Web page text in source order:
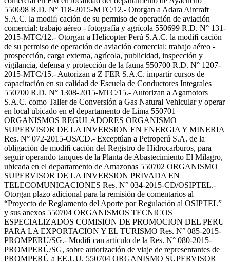
550698 R.D. N° 118-2015-MTC/12.- Otorgan a Adara Aircraft
S.A.C. la modiﬁ cación de su permiso de operación de aviación
comercial: trabajo aéreo - fotografía y agrícola 550699 R.D. N° 131-
2015-MTC/12.- Otorgan a Helicopter Perú S.A.C. la modiﬁ cación
de su permiso de operación de aviación comercial: trabajo aéreo -
prospección, carga externa, agrícola, publicidad, inspección y
vigilancia, defensa y protección de la fauna 550700 R.D. N° 1207-
2015-MTC/15.- Autorizan a Z FER S.A.C. impartir cursos de
capacitación en su calidad de Escuela de Conductores Integrales
550700 R.D. N° 1308-2015-MTC/15.- Autorizan a Agamotors
S.A.C. como Taller de Conversión a Gas Natural Vehicular y operar
en local ubicado en el departamento de Lima 550701
ORGANISMOS REGULADORES ORGANISMO
SUPERVISOR DE LA INVERSION EN ENERGIA Y MINERIA
Res. N° 072-2015-OS/CD.- Exceptúan a Petroperú S.A. de la
obligación de modiﬁ cación del Registro de Hidrocarburos, para
seguir operando tanques de la Planta de Abastecimiento El Milagro,
ubicada en el departamento de Amazonas 550702 ORGANISMO
SUPERVISOR DE LA INVERSION PRIVADA EN
TELECOMUNICACIONES Res. N° 034-2015-CD/OSIPTEL.-
Otorgan plazo adicional para la remisión de comentarios al
“Proyecto de Reglamento del Aporte por Regulación al OSIPTEL”
y sus anexos 550704 ORGANISMOS TECNICOS
ESPECIALIZADOS COMISION DE PROMOCION DEL PERU
PARA LA EXPORTACION Y EL TURISMO Res. N° 085-2015-
PROMPERU/SG.- Modiﬁ can artículo de la Res. N° 080-2015-
PROMPERÚ/SG, sobre autorización de viaje de representantes de
PROMPERÚ a EE.UU. 550704 ORGANISMO SUPERVISOR